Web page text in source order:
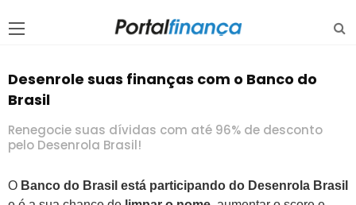
Desenrole suas finanças com o Banco do
Brasil
Renegocie suas dívidas com até 96% de desconto
pelo Desenrola Brasil!
O Banco do Brasil está participando do Desenrola Brasil